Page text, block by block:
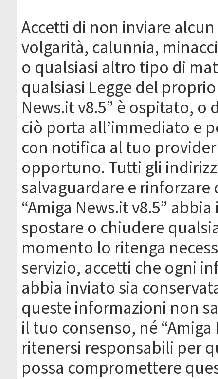
Accetti di non inviare
volgarità, calunnia,
o qualsiasi altro tipo di
qualsiasi Legge del
News.it v8.5” è ospitato, o
ciò porta all’immediato e
con notifica al tuo
opportuno. Tutti gli
salvaguardare e
“Amiga News.it v8.5”
spostare o chiudere
momento lo ritenga
servizio, accetti che ogni
abbia inviato sia
queste informazioni non
il tuo consenso, né
ritenersi responsabili per
possa compromettere